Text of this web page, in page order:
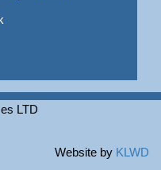
LTD
Website by KLWD